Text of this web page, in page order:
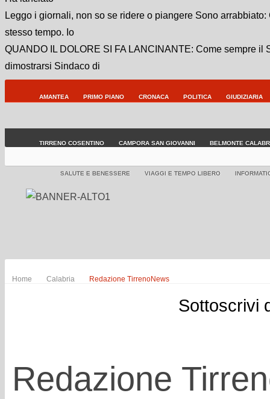
Leggo i giornali, non so se ridere o piangere Sono arrabbiato:
stesso tempo. Io
QUANDO IL DOLORE SI FA LANCINANTE: Come sempre il
dimostrarsi Sindaco di
AMANTEA PRIMO PIANO CRONACA POLITICA GIUDIZIARIA
TIRRENO COSENTINO CAMPORA SAN GIOVANNI BELMONTE
SALUTE E BENESSERE VIAGGI E TEMPO LIBERO
Home Calabria Redazione TirrenoNews
Sottoscrivi
Redazione